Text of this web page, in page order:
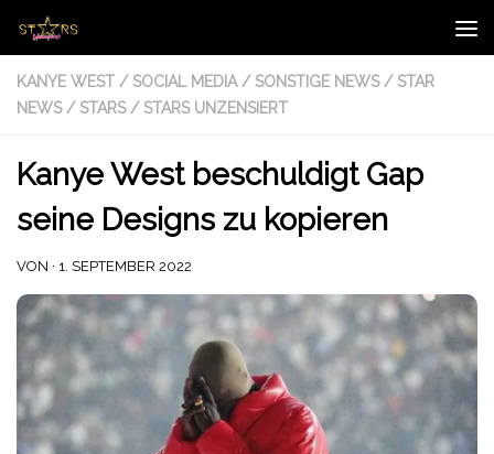
Zum Inhalt springen
KANYE WEST / SOCIAL MEDIA / SONSTIGE NEWS / STAR
NEWS / STARS / STARS UNZENSIERT
Kanye West beschuldigt Gap
seine Designs zu kopieren
VON · 1. SEPTEMBER 2022